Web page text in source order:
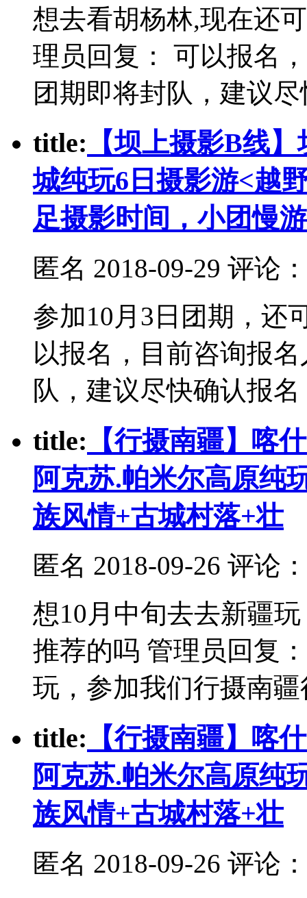
想去看胡杨林,现在还
理员回复： 可以报名
团期即将封队，建议
title: 【坝上摄影B线
城纯玩6日摄影游<越
足摄影时间，小团慢
匿名 2018-09-29 评论：
参加10月3日团期，还
以报名，目前咨询报
队，建议尽快确认报
title: 【行摄南疆】喀
阿克苏.帕米尔高原纯
族风情+古城村落+壮
匿名 2018-09-26 评论：
想10月中旬去去新疆
推荐的吗 管理员回复
玩，参加我们行摄南
title: 【行摄南疆】喀
阿克苏.帕米尔高原纯
族风情+古城村落+壮
匿名 2018-09-26 评论：